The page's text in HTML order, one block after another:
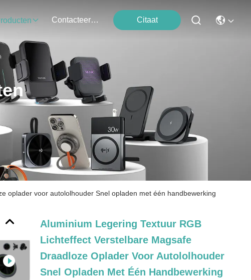
Contacteer Ons Citaat
oplader voor autololhouder Snel opladen met één handbewerking
Aluminium Legering Textuur RGB
Lichteffect Verstelbare Magsafe
Draadloze Oplader Voor Autololhouder
Snel Opladen Met Één Handbewerking